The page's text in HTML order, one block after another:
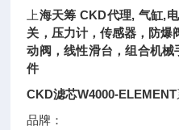
上海天筹 CKD代理, 气缸,
关，压力计，传感器，防爆
动阀，线性滑台，组合机
件
CKD滤芯W4000-ELEMENT
品牌：